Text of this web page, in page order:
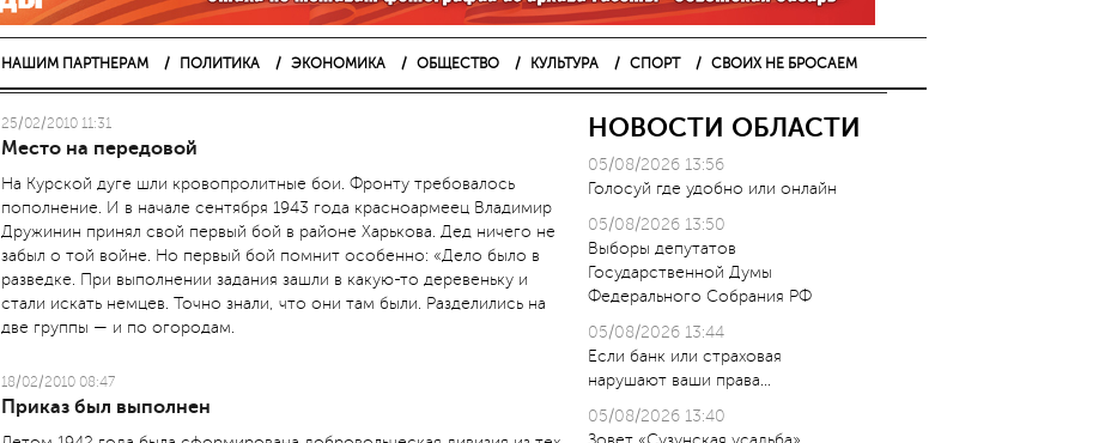
НАШИМ ПАРТНЕРАМ ПОЛИТИКА ЭКОНОМИКА ОБЩЕСТВО КУЛЬТУРА СПОРТ СВОИХ НЕ БРОСАЕМ
25/02/2010 11:31
Место на передовой
На Курской дуге шли кровопролитные бои. Фронту требовалось
пополнение. И в начале сентября 1943 года красноармеец Владимир
Дружинин принял свой первый бой в районе Харькова. Дед ничего не
забыл о той войне. Но первый бой помнит особенно: «Дело было в
разведке. При выполнении задания зашли в какую-то деревеньку и
стали искать немцев. Точно знали, что они там были. Разделились на
две группы — и по огородам.
18/02/2010 08:47
Приказ был выполнен
НОВОСТИ ОБЛАСТИ
05/08/2026 13:56
Голосуй где удобно или онлайн
05/08/2026 13:50
Выборы депутатов
Государственной Думы
Федерального Собрания РФ
05/08/2026 13:44
Если банк или страховая
нарушают ваши права…
05/08/2026 13:40